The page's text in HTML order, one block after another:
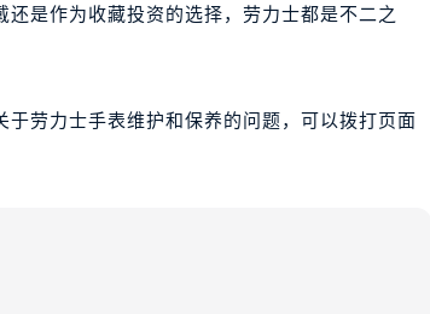
是作为收藏投资的选择，劳力士都是不二之
劳力士手表维护和保养的问题，可以拨打页面